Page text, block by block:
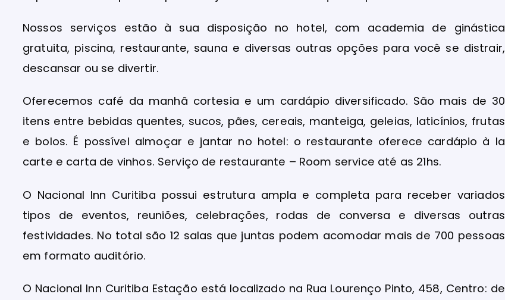
Nossos serviços estão à sua disposição no hotel, com academia de ginástica
gratuita, piscina, restaurante, sauna e diversas outras opções para você se distrair,
descansar ou se divertir.
Oferecemos café da manhã cortesia e um cardápio diversificado. São mais de 30
itens entre bebidas quentes, sucos, pães, cereais, manteiga, geleias, laticínios, frutas
e bolos. É possível almoçar e jantar no hotel: o restaurante oferece cardápio à la
carte e carta de vinhos. Serviço de restaurante – Room service até as 21hs.
O Nacional Inn Curitiba possui estrutura ampla e completa para receber variados
tipos de eventos, reuniões, celebrações, rodas de conversa e diversas outras
festividades. No total são 12 salas que juntas podem acomodar mais de 700 pessoas
em formato auditório.
O Nacional Inn Curitiba Estação está localizado na Rua Lourenço Pinto, 458, Centro: de